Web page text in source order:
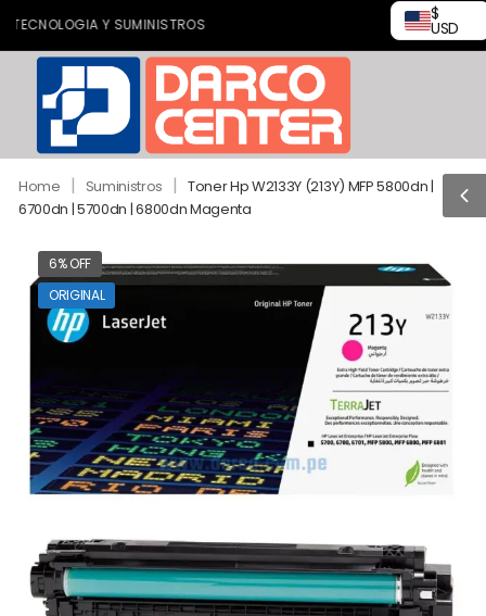
Y SUMINISTROS
$
USD
Home | Suministros | Toner Hp W2133Y (213Y) MFP 5800dn |
6700dn | 5700dn | 6800dn Magenta
6% OFF
ORIGINAL